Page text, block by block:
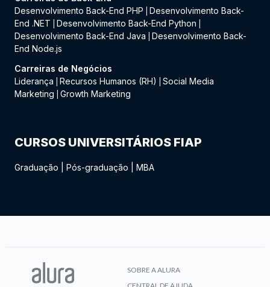
Desenvolvimento Back-End PHP
Desenvolvimento Back-
End .NET
Desenvolvimento Back-End Python
Desenvolvimento Back-End Java
Desenvolvimento Back-
End Node.js
Carreiras de Negócios
Liderança
Recursos Humanos (RH)
Social Media
Marketing
Growth Marketing
CURSOS UNIVERSITÁRIOS FIAP
Graduação Pós-graduação MBA
SOBRE A ALURA